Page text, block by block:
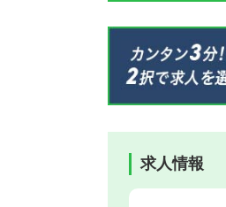
求人情報